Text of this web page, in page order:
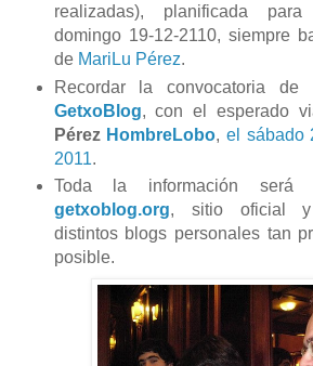
realizadas), planificada
domingo 19-12-2110, siempre
de MariLu Pérez.
Recordar la convocatoria
GetxoBlog, con el esperado
Pérez HombreLobo, el sábado
2011.
Toda la información será
getxoblog.org, sitio oficial y
distintos blogs personales tan
posible.